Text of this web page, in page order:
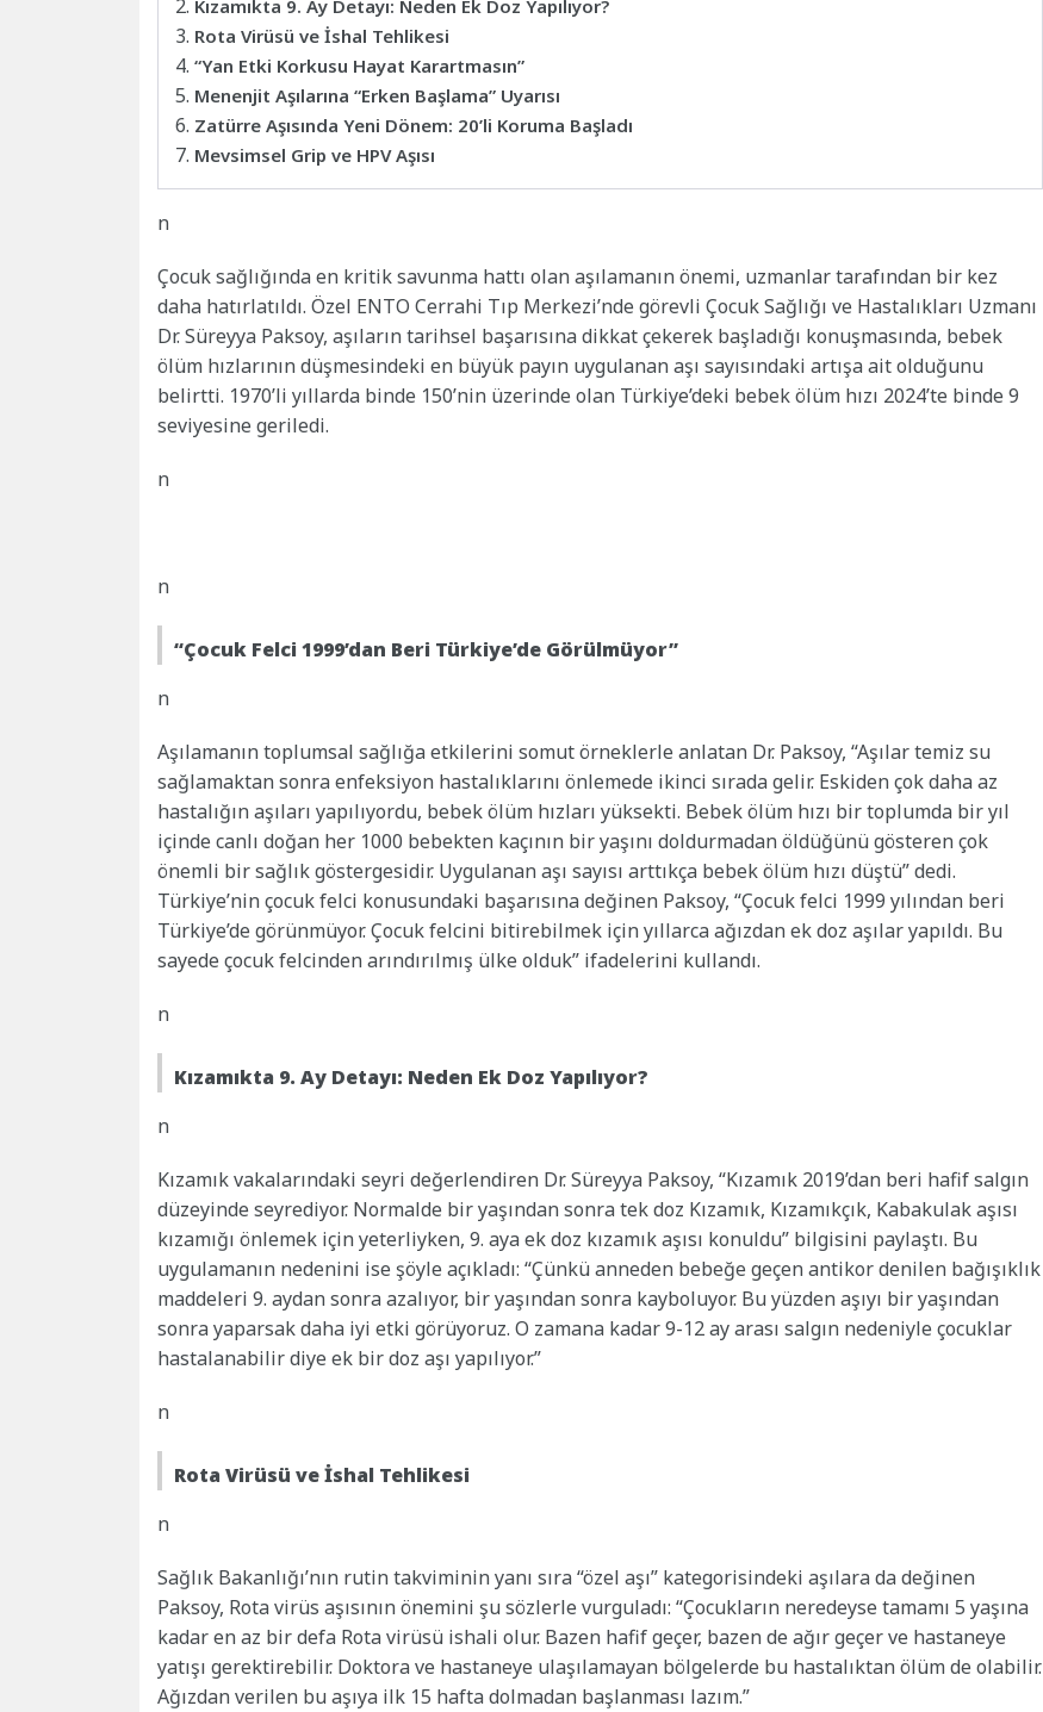
Kızamıkta 9. Ay Detayı: Neden Ek Doz Yapılıyor?
Rota Virüsü ve İshal Tehlikesi
“Yan Etki Korkusu Hayat Karartmasın”
Menenjit Aşılarına “Erken Başlama” Uyarısı
Zatürre Aşısında Yeni Dönem: 20’li Koruma Başladı
Mevsimsel Grip ve HPV Aşısı
n
Çocuk sağlığında en kritik savunma hattı olan aşılamanın önemi, uzmanlar tarafından bir kez
daha hatırlatıldı. Özel ENTO Cerrahi Tıp Merkezi’nde görevli Çocuk Sağlığı ve Hastalıkları Uzmanı
Dr. Süreyya Paksoy, aşıların tarihsel başarısına dikkat çekerek başladığı konuşmasında, bebek
ölüm hızlarının düşmesindeki en büyük payın uygulanan aşı sayısındaki artışa ait olduğunu
belirtti. 1970’li yıllarda binde 150’nin üzerinde olan Türkiye’deki bebek ölüm hızı 2024’te binde 9
seviyesine geriledi.
n
n
“Çocuk Felci 1999’dan Beri Türkiye’de Görülmüyor”
n
Aşılamanın toplumsal sağlığa etkilerini somut örneklerle anlatan Dr. Paksoy, “Aşılar temiz su
sağlamaktan sonra enfeksiyon hastalıklarını önlemede ikinci sırada gelir. Eskiden çok daha az
hastalığın aşıları yapılıyordu, bebek ölüm hızları yüksekti. Bebek ölüm hızı bir toplumda bir yıl
içinde canlı doğan her 1000 bebekten kaçının bir yaşını doldurmadan öldüğünü gösteren çok
önemli bir sağlık göstergesidir. Uygulanan aşı sayısı arttıkça bebek ölüm hızı düştü” dedi.
Türkiye’nin çocuk felci konusundaki başarısına değinen Paksoy, “Çocuk felci 1999 yılından beri
Türkiye’de görünmüyor. Çocuk felcini bitirebilmek için yıllarca ağızdan ek doz aşılar yapıldı. Bu
sayede çocuk felcinden arındırılmış ülke olduk” ifadelerini kullandı.
n
Kızamıkta 9. Ay Detayı: Neden Ek Doz Yapılıyor?
n
Kızamık vakalarındaki seyri değerlendiren Dr. Süreyya Paksoy, “Kızamık 2019’dan beri hafif salgın
düzeyinde seyrediyor. Normalde bir yaşından sonra tek doz Kızamık, Kızamıkçık, Kabakulak aşısı
kızamığı önlemek için yeterliyken, 9. aya ek doz kızamık aşısı konuldu” bilgisini paylaştı. Bu
uygulamanın nedenini ise şöyle açıkladı: “Çünkü anneden bebeğe geçen antikor denilen bağışıklık
maddeleri 9. aydan sonra azalıyor, bir yaşından sonra kayboluyor. Bu yüzden aşıyı bir yaşından
sonra yaparsak daha iyi etki görüyoruz. O zamana kadar 9-12 ay arası salgın nedeniyle çocuklar
hastalanabilir diye ek bir doz aşı yapılıyor.”
n
Rota Virüsü ve İshal Tehlikesi
n
Sağlık Bakanlığı’nın rutin takviminin yanı sıra “özel aşı” kategorisindeki aşılara da değinen
Paksoy, Rota virüs aşısının önemini şu sözlerle vurguladı: “Çocukların neredeyse tamamı 5 yaşına
kadar en az bir defa Rota virüsü ishali olur. Bazen hafif geçer, bazen de ağır geçer ve hastaneye
yatışı gerektirebilir. Doktora ve hastaneye ulaşılamayan bölgelerde bu hastalıktan ölüm de olabilir.
Ağızdan verilen bu aşıya ilk 15 hafta dolmadan başlanması lazım.”